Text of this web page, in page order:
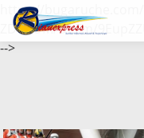
https://bugaruche.com/
ZDGvUM/DeFm/
-->